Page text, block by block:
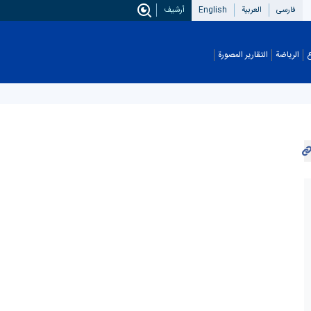
فارسی العربیة English أرشيف
الریاضة التقاریر المصورة